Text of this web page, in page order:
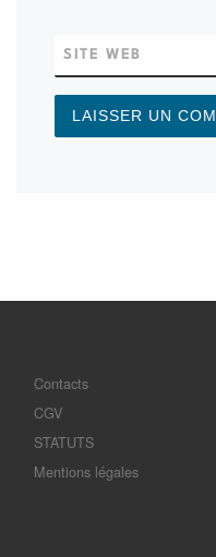
SITE WEB
Contacts
CGV
STATUTS
Mentions légales